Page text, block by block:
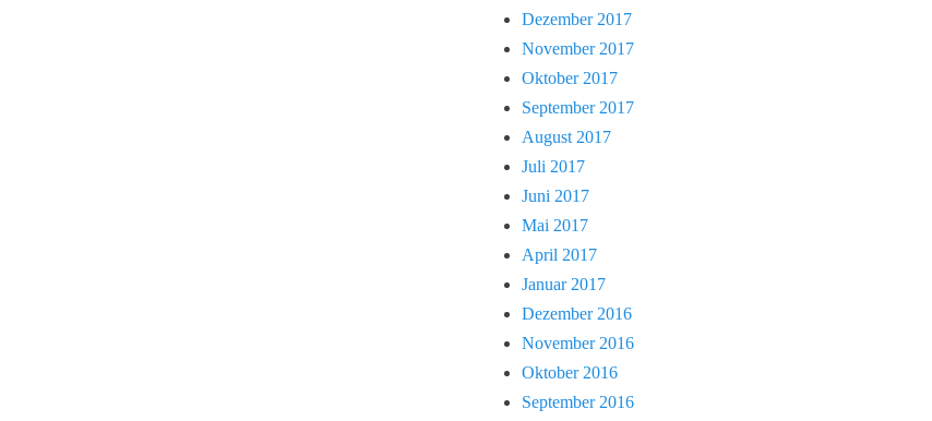
Dezember 2017
November 2017
Oktober 2017
September 2017
August 2017
Juli 2017
Juni 2017
Mai 2017
April 2017
Januar 2017
Dezember 2016
November 2016
Oktober 2016
September 2016